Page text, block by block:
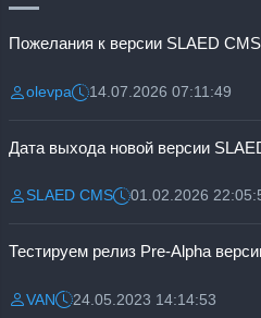
Пожелания к версии SLAED
Разместил:
olevpaДата:14.07.2026 07:11:49
Дата выхода новой версии
Разместил:
SLAED CMSДата:01.02.2026
Разместил:
VANДата:24.05.2023 14:14:53